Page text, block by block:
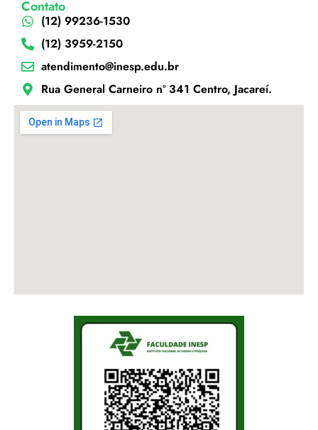
Contato
(12) 99236-1530
(12) 3959-2150
atendimento@inesp.edu.br
Rua General Carneiro nº 341 Centro, Jacareí.